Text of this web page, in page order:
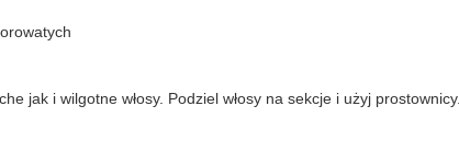
jak i wilgotne włosy. Podziel włosy na sekcje i użyj prostownicy.